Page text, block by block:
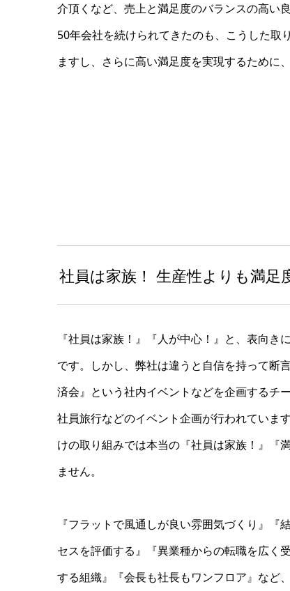
介頂くなど、売上と満足度のバランスの高い
50年会社を続けられてきたのも、こうした取
ますし、さらに高い満足度を実現するために
社員は家族！ 生産性よりも満足
『社員は家族！』『人が中心！』と、表向き
です。しかし、弊社は違うと自信を持って断
済会』という社内イベントなどを企画するチ
社員旅行などのイベント企画が行われていま
けの取り組みでは本当の『社員は家族！』『
ません。
『フラットで風通しが良い雰囲気づくり』『
セスを評価する』『異業種からの転職を広く
する組織』『会長も社長もワンフロア』など